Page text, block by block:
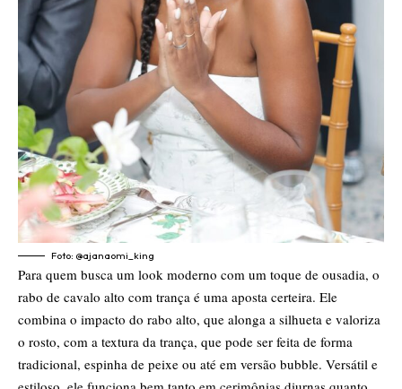
Foto: @ajanaomi_king
Para quem busca um look moderno com um toque de ousadia, o
rabo de cavalo alto com trança é uma aposta certeira. Ele
combina o impacto do rabo alto, que alonga a silhueta e valoriza
o rosto, com a textura da trança, que pode ser feita de forma
tradicional, espinha de peixe ou até em versão bubble. Versátil e